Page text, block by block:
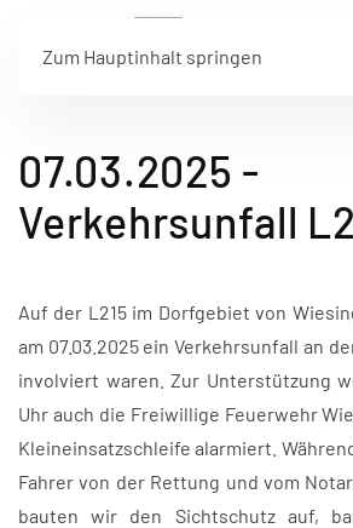
Zum Hauptinhalt springen
07.03.2025 -
Verkehrsunfall
Auf der L215 im Dorfgebiet von
am 07.03.2025 ein Verkehrsunfall an
involviert waren. Zur Unterstützung
Uhr auch die Freiwillige Feuerwehr
Kleineinsatzschleife alarmiert.
Fahrer von der Rettung und vom
bauten wir den Sichtschutz auf,